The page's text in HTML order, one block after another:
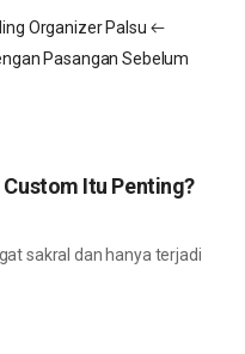
Organizer Palsu
Pasangan Sebelum
Itu Penting?
sakral dan hanya terjadi